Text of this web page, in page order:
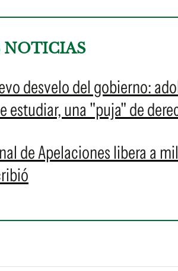
NOTICIAS
desvelo del gobierno:
estudiar, una "puja" de
de Apelaciones libera a